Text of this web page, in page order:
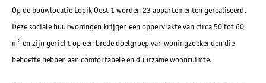
Op de bouwlocatie Lopik Oost 1 worden 23 appartementen gerealiseerd.
Deze sociale huurwoningen krijgen een oppervlakte van circa 50 tot 60
m² en zijn gericht op een brede doelgroep van woningzoekenden die
behoefte hebben aan comfortabele en duurzame woonruimte.